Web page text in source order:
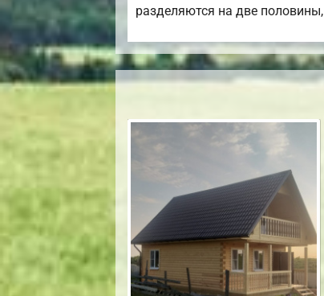
разделяются на две